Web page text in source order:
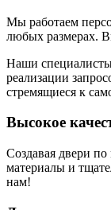
Мы работаем
любых размерах.
Наши специалисты
реализации
стремящиеся к
Высокое
Создавая двери
материалы и
нам!